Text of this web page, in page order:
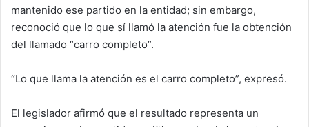
mantenido ese partido en la entidad; sin embargo,
reconoció que lo que sí llamó la atención fue la obtención
del llamado “carro completo”.
“Lo que llama la atención es el carro completo”, expresó.
El legislador afirmó que el resultado representa un